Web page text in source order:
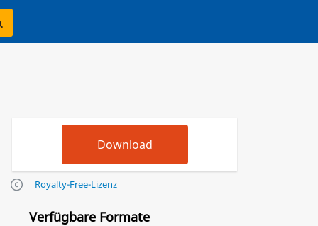
Royalty-Free-Lizenz
Verfügbare Formate